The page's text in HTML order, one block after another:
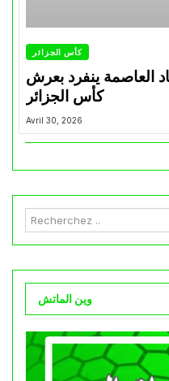
كأس الجزائر
العاصمة ينفرد بعرش
كأس الجزائر
Avril 30, 2026
وين الماتش